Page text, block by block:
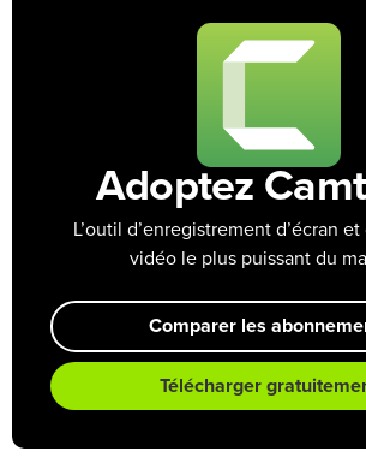
Adoptez
L’outil d’enregistrement d’écran
vidéo le plus puissant du
Comparer les
Télécharger